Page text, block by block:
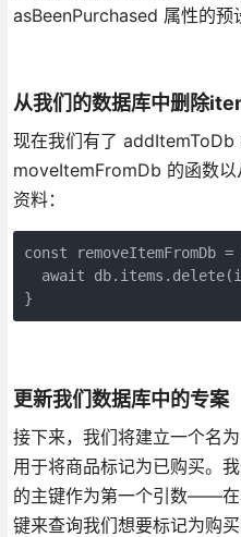
asBeenPurchased 属性的预
从我们的数据库中删除
现在我们有了 addItemToDb
moveItemFromDb 的函数以
资料：
const removeItemFromDb
await
}
更新我们数据库中的专案
接下来，我们将建立一个名
用于将商品标记为已购买。
的主键作为第一个引数——
键来查询我们想要标记为购